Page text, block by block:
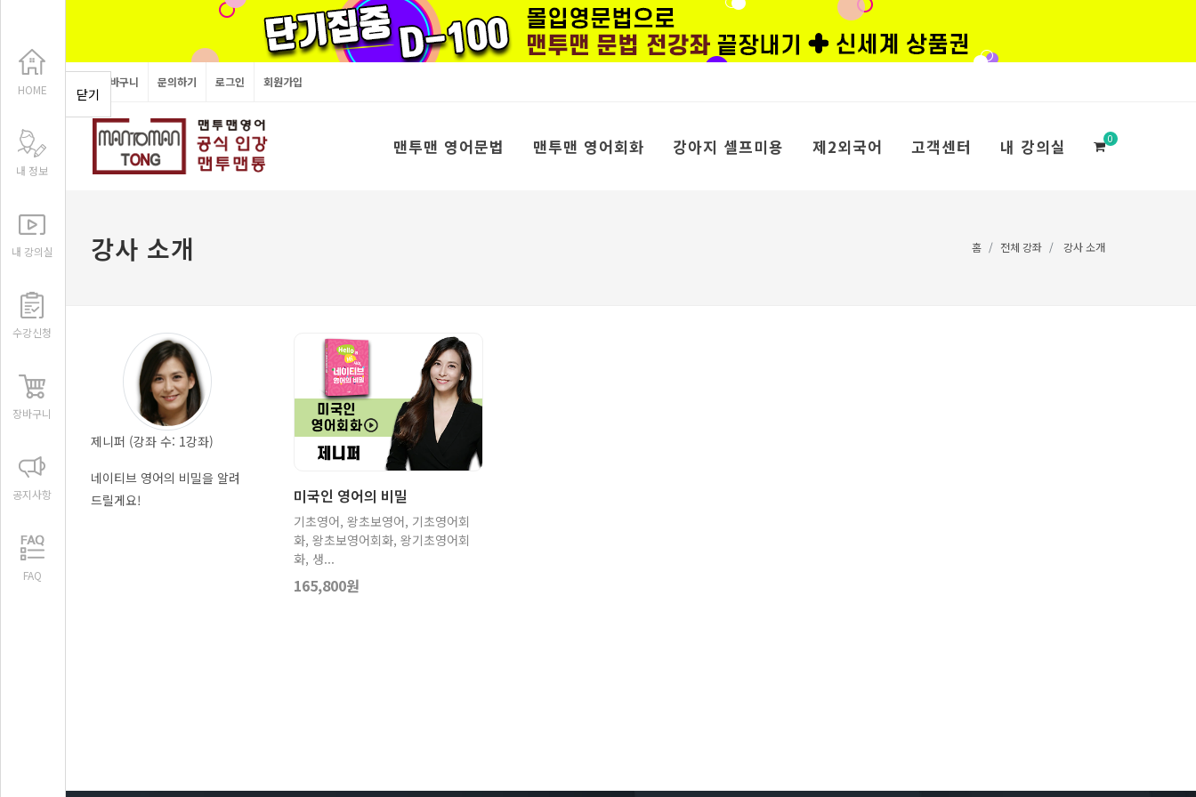
장바구니 문의하기 로그인 회원가입
맨투맨 영어문법 맨투맨 영어회화 강아지 셀프미용 제2외국어 고객센터 내 강의실 0
강사 소개 홈 전체 강좌 강사 소개
상세보기
미국인 영어의 비밀
기초영어, 왕초보영어, 기초영어회
화, 왕초보영어회화, 왕기초영어회
화, 생...
165,800원
제니퍼 (강좌 수: 1강좌)
네이티브 영어의 비밀을 알려
드릴게요!
HOME
내 정보
내 강의실
수강신청
장바구니
공지사항
FAQ
닫기